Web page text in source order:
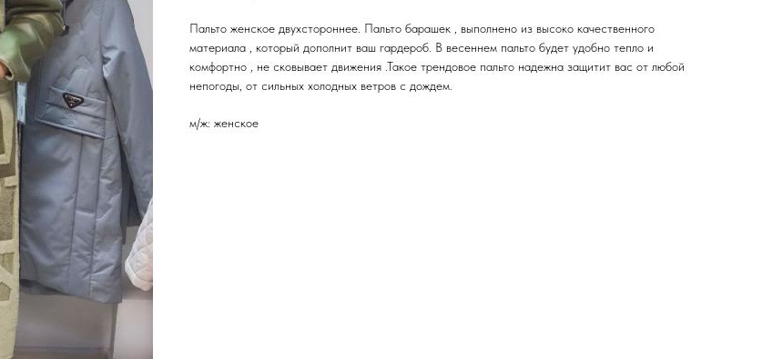
Пальто женское двухстороннее. Пальто барашек , выполнено из высоко качественного
материала , который дополнит ваш гардероб. В весеннем пальто будет удобно тепло и
комфортно , не сковывает движения .Такое трендовое пальто надежна защитит вас от любой
непогоды, от сильных холодных ветров с дождем.
м/ж: женское